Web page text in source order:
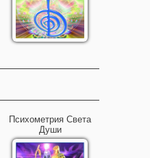
Психометрия Света
Души